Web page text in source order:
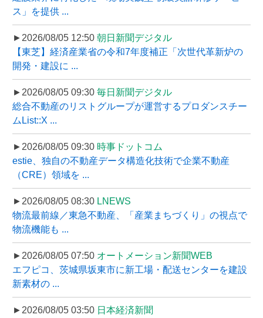
ス」を提供 ...
►2026/08/05 12:50 朝日新聞デジタル
【東芝】経済産業省の令和7年度補正「次世代革新炉の
開発・建設に ...
►2026/08/05 09:30 毎日新聞デジタル
総合不動産のリストグループが運営するプロダンスチー
ムList::X ...
►2026/08/05 09:30 時事ドットコム
estie、独自の不動産データ構造化技術で企業不動産
（CRE）領域を ...
►2026/08/05 08:30 LNEWS
物流最前線／東急不動産、「産業まちづくり」の視点で
物流機能も ...
►2026/08/05 07:50 オートメーション新聞WEB
エフピコ、茨城県坂東市に新工場・配送センターを建設
新素材の ...
►2026/08/05 03:50 日本経済新聞